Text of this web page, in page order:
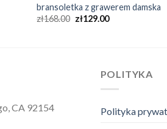
bransoletka z grawerem damska
zł168.00 zł129.00
CA 92154
POLITYKA
Polityka